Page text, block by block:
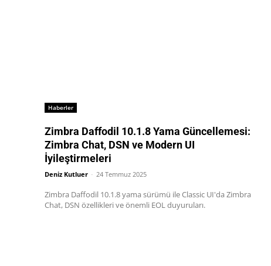
Haberler
Zimbra Daffodil 10.1.8 Yama Güncellemesi:
Zimbra Chat, DSN ve Modern UI
İyileştirmeleri
Deniz Kutluer - 24 Temmuz 2025
Zimbra Daffodil 10.1.8 yama sürümü ile Classic UI'da Zimbra
Chat, DSN özellikleri ve önemli EOL duyuruları.